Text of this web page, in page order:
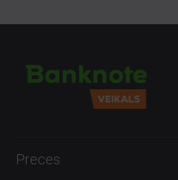
Preces